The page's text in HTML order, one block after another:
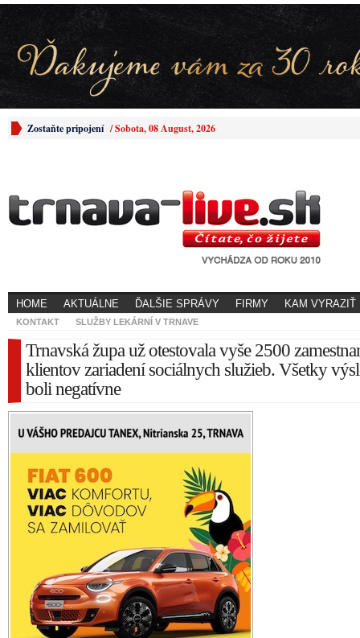
Zostaňte pripojení /Sobota, 08 August, 2026
HOME AKTUÁLNE ĎALŠIE SPRÁVY FIRMY KAM VYRAZIŤ
KONTAKT SLUŽBY LEKÁRNÍ V TRNAVE
Trnavská župa už otestovala vyše 2500
klientov zariadení sociálnych služieb. Všetky
boli negatívne